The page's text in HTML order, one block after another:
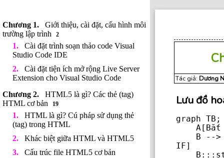
Giới thiệu, cài đặt, cấu hình môi
trường lập trình
2
Cài đặt trình soạn thảo code Visual
Studio Code IDE
Cài đặt tiện ích mở rộng Live Server
Extension cho Visual Studio Code
HTML5 là gì? Các thẻ (tag)
HTML cơ bản
19
HTML là gì? Cú pháp sử dụng thẻ
(tag) trong HTML
Khác biệt giữa HTML và HTML5
Cấu trúc file HTML5 cơ bản
Tác giả: Dương
Lưu đồ
graph TB;
IF]